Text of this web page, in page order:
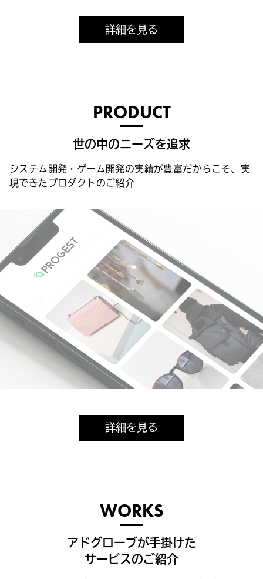
詳細を見る
PRODUCT
世の中のニーズを追求
システム開発・ゲーム開発の実績が豊富だからこそ、実
現できたプロダクトのご紹介
詳細を見る
WORKS
アドグローブが手掛けた
サービスのご紹介